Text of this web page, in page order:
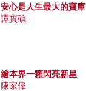
安心是人生最大的寶庫
譚寶碩
繪本界一顆閃亮新星
陳家偉